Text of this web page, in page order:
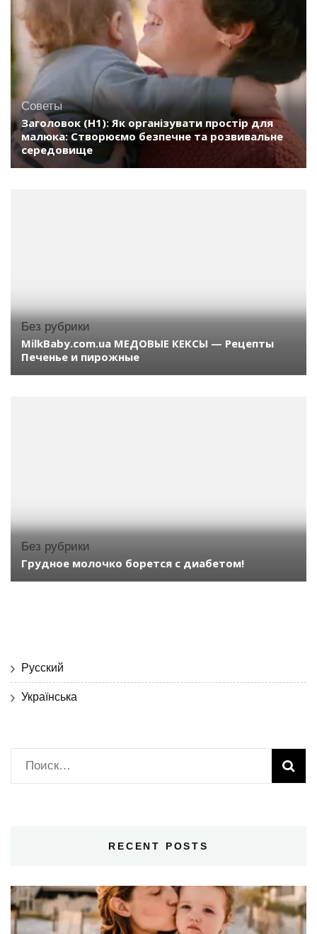
Советы
Заголовок (H1): Як організувати простір для
малюка: Створюємо безпечне та розвивальне
середовище
Без рубрики
MilkBaby.com.ua МЕДОВЫЕ КЕКСЫ — Рецепты
Печенье и пирожные
Без рубрики
Грудное молочко борется с диабетом!
Русский
Українська
Найти:
RECENT POSTS